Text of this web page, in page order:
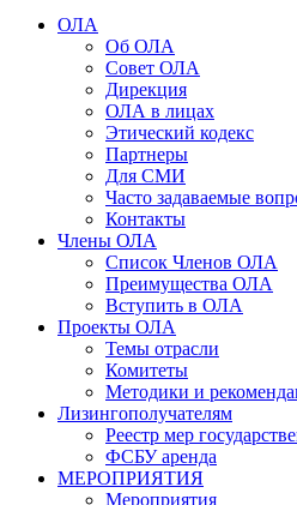
ОЛА
Об ОЛА
Совет ОЛА
Дирекция
ОЛА в лицах
Этический кодекс
Партнеры
Для СМИ
Часто задаваемые
Контакты
Члены ОЛА
Список Членов ОЛА
Преимущества ОЛА
Вступить в ОЛА
Проекты ОЛА
Темы отрасли
Комитеты
Методики и
Лизингополучателям
Реестр мер
ФСБУ аренда
МЕРОПРИЯТИЯ
Мероприятия